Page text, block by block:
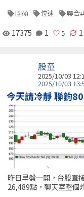
國碩 位速 聯合
17375 1 1
股童
2025/10/03
2025/10/03
今天請冷靜 聯鈞
昨日早盤一開，台股直
26,489點，聊天室整個